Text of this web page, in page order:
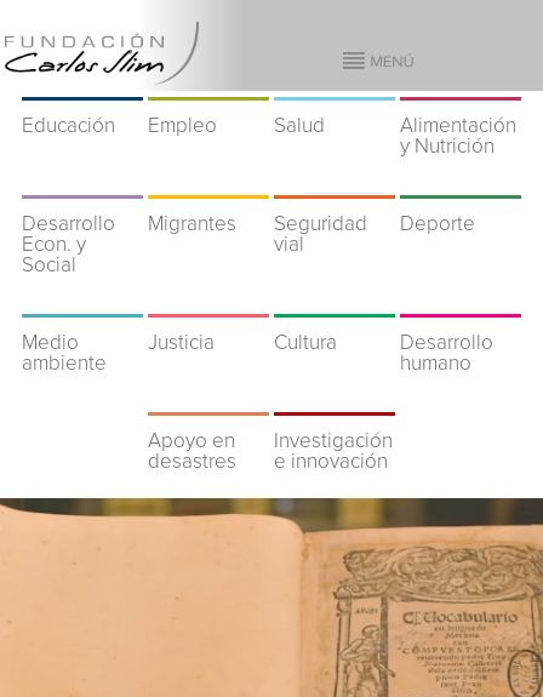
Educación Empleo Salud
Alimentación
y Nutrición
Desarrollo
Econ. y
Social
Migrantes
Seguridad
vial
Deporte
Medio
ambiente
Justicia Cultura
Desarrollo
humano
Apoyo en
desastres
Investigación
e innovación